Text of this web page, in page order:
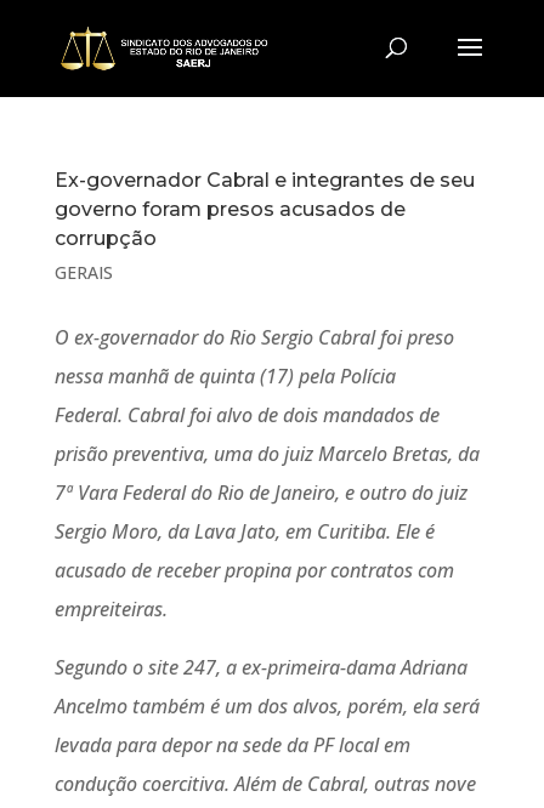
Ex-governador Cabral e integrantes de seu
governo foram presos acusados de
corrupção
GERAIS
O ex-governador do Rio Sergio Cabral foi preso
nessa manhã de quinta (17) pela Polícia
Federal. Cabral foi alvo de dois mandados de
prisão preventiva, uma do juiz Marcelo Bretas, da
7ª Vara Federal do Rio de Janeiro, e outro do juiz
Sergio Moro, da Lava Jato, em Curitiba. Ele é
acusado de receber propina por contratos com
empreiteiras.
Segundo o site 247, a ex-primeira-dama Adriana
Ancelmo também é um dos alvos, porém, ela será
levada para depor na sede da PF local em
condução coercitiva. Além de Cabral, outras nove